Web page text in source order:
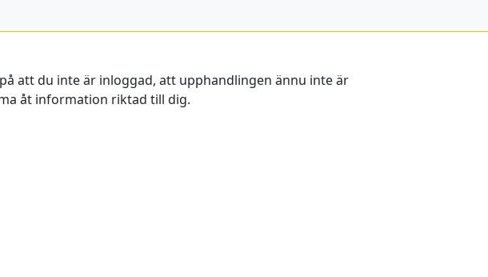
att du inte är inloggad, att upphandlingen ännu inte är
åt information riktad till dig.